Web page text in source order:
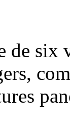
de six